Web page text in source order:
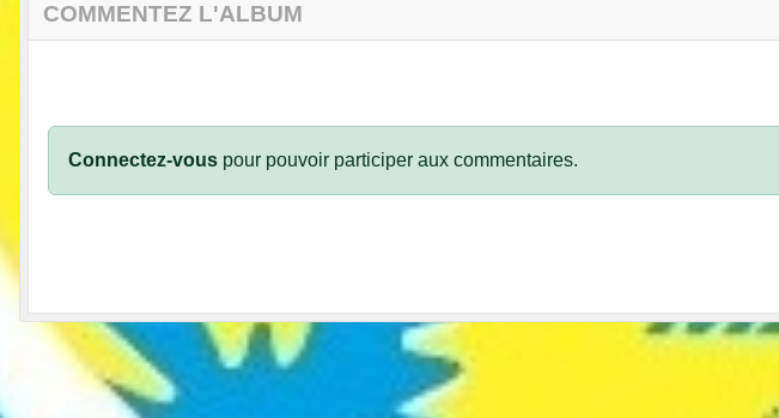
COMMENTEZ L'ALBUM
Connectez-vous pour pouvoir participer aux commentaires.